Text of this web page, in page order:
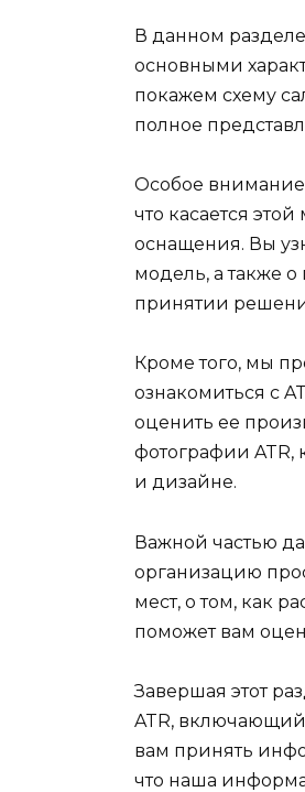
В данном
основными
покажем схему
полное
Особое внимание
что касается
оснащения. Вы
модель, а также
принятии
Кроме того, мы
ознакомиться с
оценить ее
фотографии ATR,
и дизайне.
Важной частью
организацию
мест, о том, как
поможет вам
Завершая этот
ATR, включающий
вам принять
что наша